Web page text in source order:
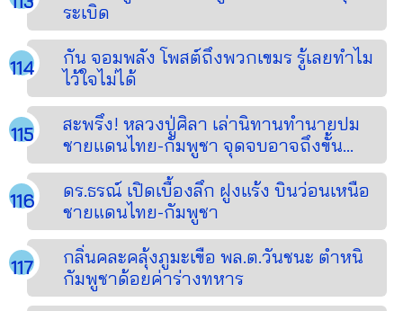
ระเบิด
กัน จอมพลัง โพสต์ถึงพวกเขมร รู้เลยทำไม
ไว้ใจไม่ได้
สะพรึง! หลวงปู่ศิลา เล่านิทานทำนายปม
ชายแดนไทย-กัมพูชา จุดจบอาจถึงขั้น...
ดร.ธรณ์ เปิดเบื้องลึก ฝูงแร้ง บินว่อนเหนือ
ชายแดนไทย-กัมพูชา
กลิ่นคละคลุ้งภูมะเขือ พล.ต.วันชนะ ตำหนิ
กัมพูชาด้อยค่าร่างทหาร